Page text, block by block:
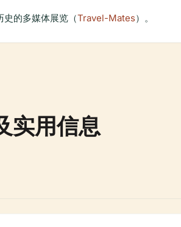
史的多媒体展览（Travel-Mates）。
实用信息